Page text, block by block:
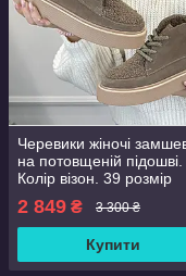
Черевики жіночі
на потовщеній підошві.
Колір візон. 39 розмір
2 849 ₴ 3 300 ₴
Купити